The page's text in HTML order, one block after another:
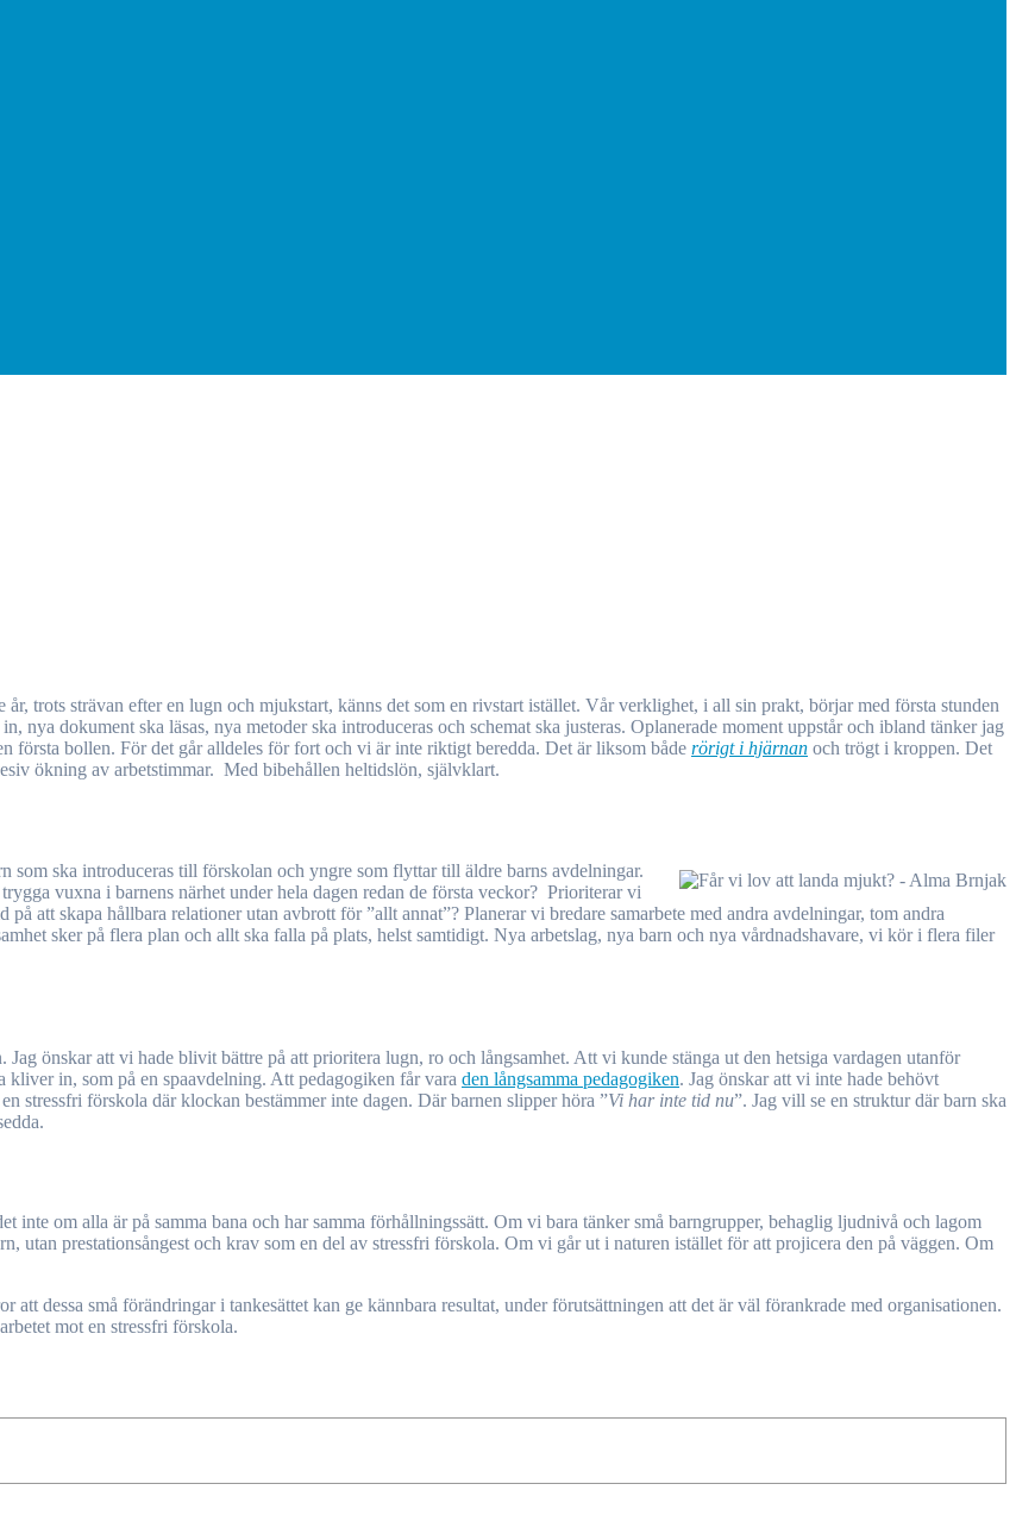
nya dokument ska läsas, nya metoder ska introduceras och schemat ska justeras. Oplanerade moment uppstår och ibland tänker jag
första bollen. För det går alldeles för fort och vi är inte riktigt beredda. Det är liksom både rörigt i hjärnan och trögt i kroppen. Det
ökning av arbetstimmar. Med bibehållen heltidslön, självklart.
ska introduceras till förskolan och yngre som flyttar till äldre barns avdelningar.
vuxna i barnens närhet under hela dagen redan de första veckor? Prioriterar vi
att skapa hållbara relationer utan avbrott för ”allt annat”? Planerar vi bredare samarbete med andra avdelningar, tom andra
sker på flera plan och allt ska falla på plats, helst samtidigt. Nya arbetslag, nya barn och nya vårdnadshavare, vi kör i flera filer
Jag önskar att vi hade blivit bättre på att prioritera lugn, ro och långsamhet. Att vi kunde stänga ut den hetsiga vardagen utanför
in, som på en spaavdelning. Att pedagogiken får vara den långsamma pedagogiken. Jag önskar att vi inte hade behövt
stressfri förskola där klockan bestämmer inte dagen. Där barnen slipper höra ”Vi har inte tid nu”. Jag vill se en struktur där barn ska
inte om alla är på samma bana och har samma förhållningssätt. Om vi bara tänker små barngrupper, behaglig ljudnivå och lagom
utan prestationsångest och krav som en del av stressfri förskola. Om vi går ut i naturen istället för att projicera den på väggen. Om
att dessa små förändringar i tankesättet kan ge kännbara resultat, under förutsättningen att det är väl förankrade med organisationen.
mot en stressfri förskola.